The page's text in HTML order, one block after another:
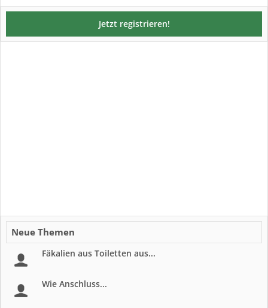
Jetzt registrieren!
Neue Themen
Fäkalien aus Toiletten aus...
Wie Anschluss...